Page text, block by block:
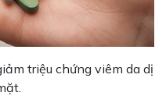
triệu chứng viêm da dị